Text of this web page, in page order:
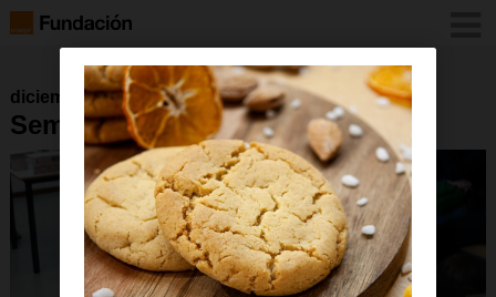
diciembre 2021
SemanaSolidaria21(1)